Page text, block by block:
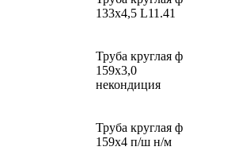
133х4,5 L11.41
Труба круглая ф
159х3,0
некондиция
Труба круглая ф
159х4 п/ш н/м